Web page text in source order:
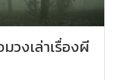
วงเล่าเรื่องผี